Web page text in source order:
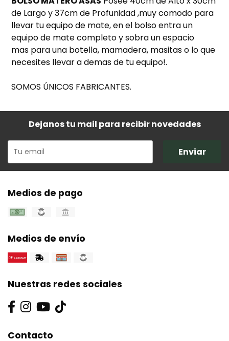
de Largo y 37cm de Profunidad ,muy comodo para
llevar tu equipo de mate, en el bolso entra un
equipo de mate completo y sobra un espacio
mas para una botella, mamadera, masitas o lo que
necesites llevar a demas de tu equipo!.
SOMOS ÚNICOS FABRICANTES.
Dejanos tu mail para recibir novedades
Enviar
Medios de pago
Medios de envío
Nuestras redes sociales
Contacto